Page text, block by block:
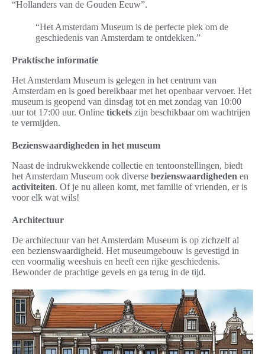
“Hollanders van de Gouden Eeuw”.
“Het Amsterdam Museum is de perfecte plek om de
geschiedenis van Amsterdam te ontdekken.”
Praktische informatie
Het Amsterdam Museum is gelegen in het centrum van
Amsterdam en is goed bereikbaar met het openbaar vervoer. Het
museum is geopend van dinsdag tot en met zondag van 10:00
uur tot 17:00 uur. Online tickets zijn beschikbaar om wachtrijen
te vermijden.
Bezienswaardigheden in het museum
Naast de indrukwekkende collectie en tentoonstellingen, biedt
het Amsterdam Museum ook diverse bezienswaardigheden en
activiteiten. Of je nu alleen komt, met familie of vrienden, er is
voor elk wat wils!
Architectuur
De architectuur van het Amsterdam Museum is op zichzelf al
een bezienswaardigheid. Het museumgebouw is gevestigd in
een voormalig weeshuis en heeft een rijke geschiedenis.
Bewonder de prachtige gevels en ga terug in de tijd.